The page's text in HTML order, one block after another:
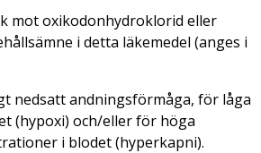
mot oxikodonhydroklorid eller
i detta läkemedel (anges i
nedsatt andningsförmåga, för låga
(hypoxi) och/eller för höga
i blodet (hyperkapni).